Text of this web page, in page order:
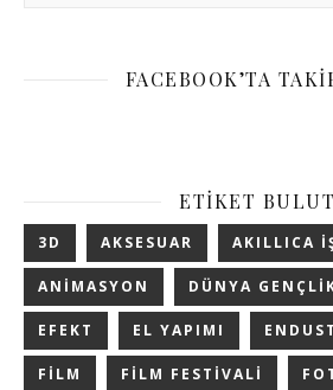
FACEBOOK’TA
ETIKET
3D AKSESUAR AKILLICA
ANIMASYON DÜNYA
EFEKT EL YAPIMI
FILM FILM FESTIVALI